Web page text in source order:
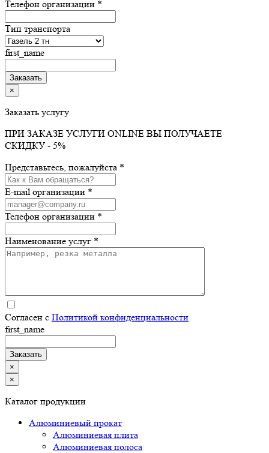
Телефон организации *
Тип транспорта
first_name
×
Заказать услугу
ПРИ ЗАКАЗЕ УСЛУГИ ONLINE ВЫ ПОЛУЧАЕТЕ
СКИДКУ - 5%
Представьтесь, пожалуйста *
E-mail организации *
Телефон организации *
Наименование услуг *
Согласен с Политикой конфиденциальности
first_name
×
×
Каталог продукции
Алюминиевый прокат
Алюминиевая плита
Алюминиевая полоса